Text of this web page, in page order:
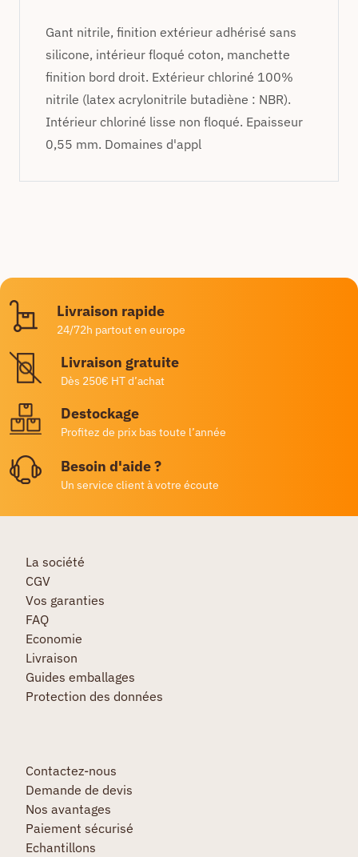
Gant nitrile, finition extérieur adhérisé sans
silicone, intérieur floqué coton, manchette
finition bord droit. Extérieur chloriné 100%
nitrile (latex acrylonitrile butadiène : NBR).
Intérieur chloriné lisse non floqué. Epaisseur
0,55 mm. Domaines d'appl
Livraison rapide
24/72h partout en europe
Livraison gratuite
Dès 250€ HT d’achat
Destockage
Profitez de prix bas toute l’année
Besoin d'aide ?
Un service client à votre écoute
La société
CGV
Vos garanties
FAQ
Economie
Livraison
Guides emballages
Protection des données
Contactez-nous
Demande de devis
Nos avantages
Paiement sécurisé
Echantillons